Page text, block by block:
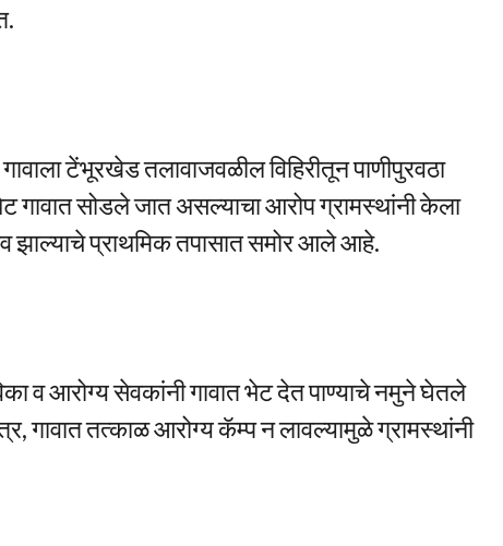
टेंभूरखेड तलावाजवळील विहिरीतून पाणीपुरवठा
गावात सोडले जात असल्याचा आरोप ग्रामस्थांनी केला
झाल्याचे प्राथमिक तपासात समोर आले आहे.
व आरोग्य सेवकांनी गावात भेट देत पाण्याचे नमुने घेतले
गावात तत्काळ आरोग्य कॅम्प न लावल्यामुळे ग्रामस्थांनी